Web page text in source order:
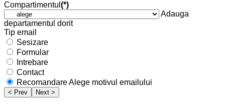
Compartimentul (*)
Adauga
departamentul dorit
Tip email
Sesizare
Formular
Intrebare
Contact
RecomandareAlege motivul emailului
< Prev Next >